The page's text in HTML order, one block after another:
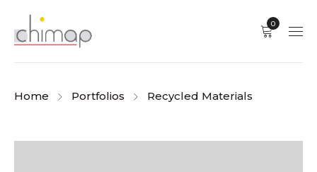
0
Home Portfolios Recycled Materials